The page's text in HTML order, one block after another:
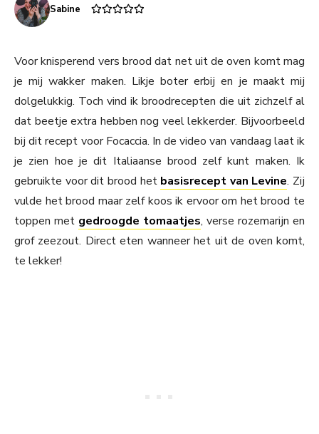
Sabine
Voor knisperend vers brood dat net uit de oven komt mag
je mij wakker maken. Likje boter erbij en je maakt mij
dolgelukkig. Toch vind ik broodrecepten die uit zichzelf al
dat beetje extra hebben nog veel lekkerder. Bijvoorbeeld
bij dit recept voor Focaccia. In de video van vandaag laat ik
je zien hoe je dit Italiaanse brood zelf kunt maken. Ik
gebruikte voor dit brood het basisrecept van Levine. Zij
vulde het brood maar zelf koos ik ervoor om het brood te
toppen met gedroogde tomaatjes, verse rozemarijn en
grof zeezout. Direct eten wanneer het uit de oven komt,
te lekker!